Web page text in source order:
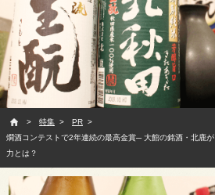
特集
PR
燗酒コンテストで2年連続の最高金賞─ 大館の銘酒・北鹿
力とは？